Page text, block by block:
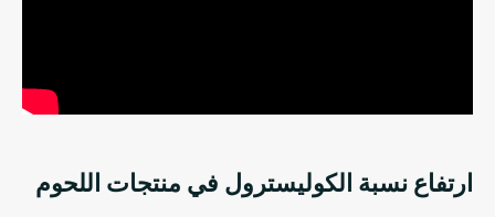
ارتفاع نسبة الكوليسترول في منتجات اللحوم